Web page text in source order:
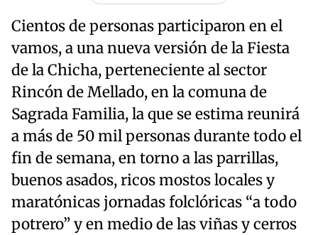
Cientos de personas participaron en el
vamos, a una nueva versión de la Fiesta
de la Chicha, perteneciente al sector
Rincón de Mellado, en la comuna de
Sagrada Familia, la que se estima reunirá
a más de 50 mil personas durante todo el
fin de semana, en torno a las parrillas,
buenos asados, ricos mostos locales y
maratónicas jornadas folclóricas “a todo
potrero” y en medio de las viñas y cerros